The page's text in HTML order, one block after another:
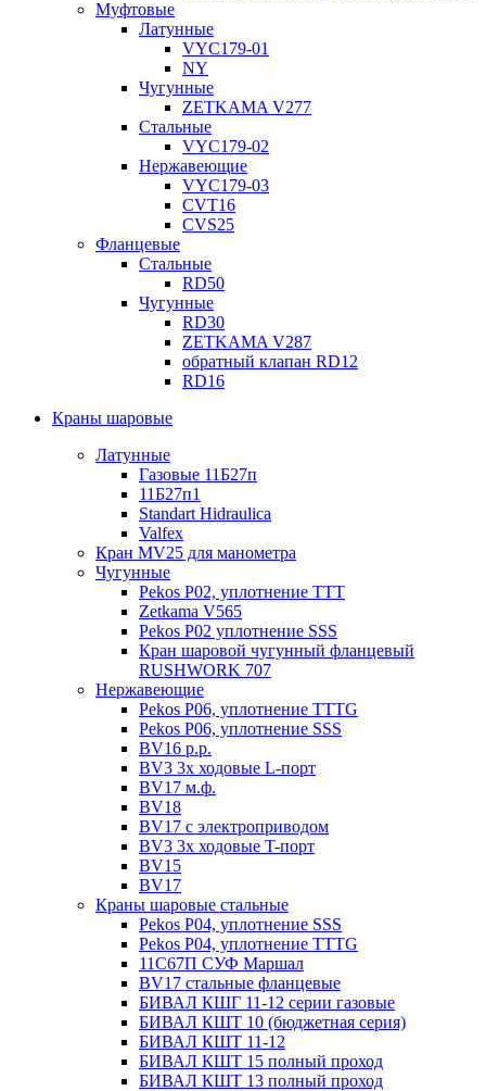
Муфтовые
Латунные
VYC179-01
NY
Чугунные
ZETKAMA V277
Стальные
VYC179-02
Нержавеющие
VYC179-03
CVT16
CVS25
Фланцевые
Стальные
RD50
Чугунные
RD30
ZETKAMA V287
обратный клапан RD12
RD16
Краны шаровые
Латунные
Газовые 11Б27п
11Б27п1
Standart Hidraulica
Valfex
Кран MV25 для манометра
Чугунные
Pekos P02, уплотнение ТТТ
Zetkama V565
Pekos P02 уплотнение SSS
Кран шаровой чугунный фланцевый
RUSHWORK 707
Нержавеющие
Pekos P06, уплотнение ТТТG
Pekos P06, уплотнение SSS
BV16 р.р.
BV3 3х ходовые L-порт
BV17 м.ф.
BV18
BV17 с электроприводом
BV3 3х ходовые T-порт
BV15
BV17
Краны шаровые стальные
Pekos P04, уплотнение SSS
Pekos P04, уплотнение ТТТG
11С67П СУФ Маршал
BV17 стальные фланцевые
БИВАЛ КШГ 11-12 серии газовые
БИВАЛ КШТ 10 (бюджетная серия)
БИВАЛ КШТ 11-12
БИВАЛ КШТ 15 полный проход
БИВАЛ КШТ 13 полный проход